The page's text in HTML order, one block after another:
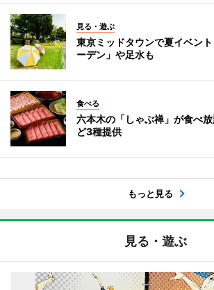
見る・遊ぶ
東京ミッドタウンで夏イベン
ーデン」や足水も
食べる
六本木の「しゃぶ禅」が食べ
ど3種提供
もっと見る
見る・遊ぶ